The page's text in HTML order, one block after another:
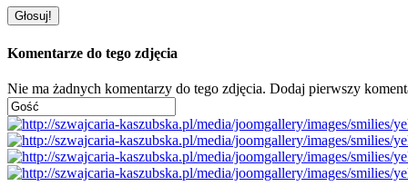
Komentarze do tego zdjęcia
Nie ma żadnych komentarzy do tego zdjęcia. Dodaj pierwszy